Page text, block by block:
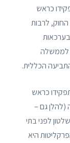
כראש
לרבות
בערכאות
לממשלה
הכללית.
כראש
(להלן גם –
לפני בתי
היא